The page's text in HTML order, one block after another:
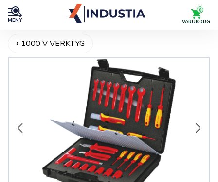
MENY
0
VARUKORG
1000 V VERKTYG